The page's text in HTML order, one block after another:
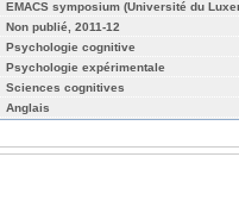
EMACS symposium (Université du
Non publié, 2011-12
Psychologie cognitive
Psychologie expérimentale
Sciences cognitives
Anglais